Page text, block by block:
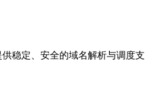
稳定、安全的域名解析与调度支